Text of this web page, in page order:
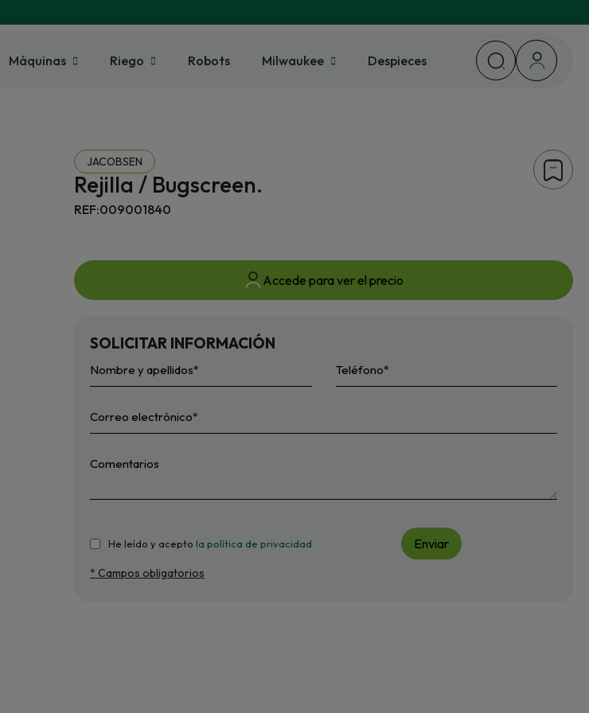
Máquinas Riego Robots Milwaukee Despieces
JACOBSEN
Rejilla / Bugscreen.
REF:009001840
Accede para ver el precio
SOLICITAR INFORMACIÓN
He leído y acepto la política de privacidad Enviar
* Campos obligatorios